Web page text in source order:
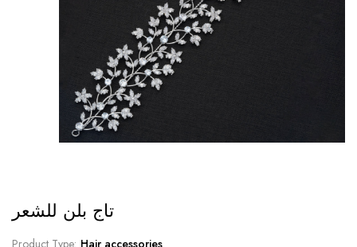
تاج بلن للشعر
Product Type: Hair accessories